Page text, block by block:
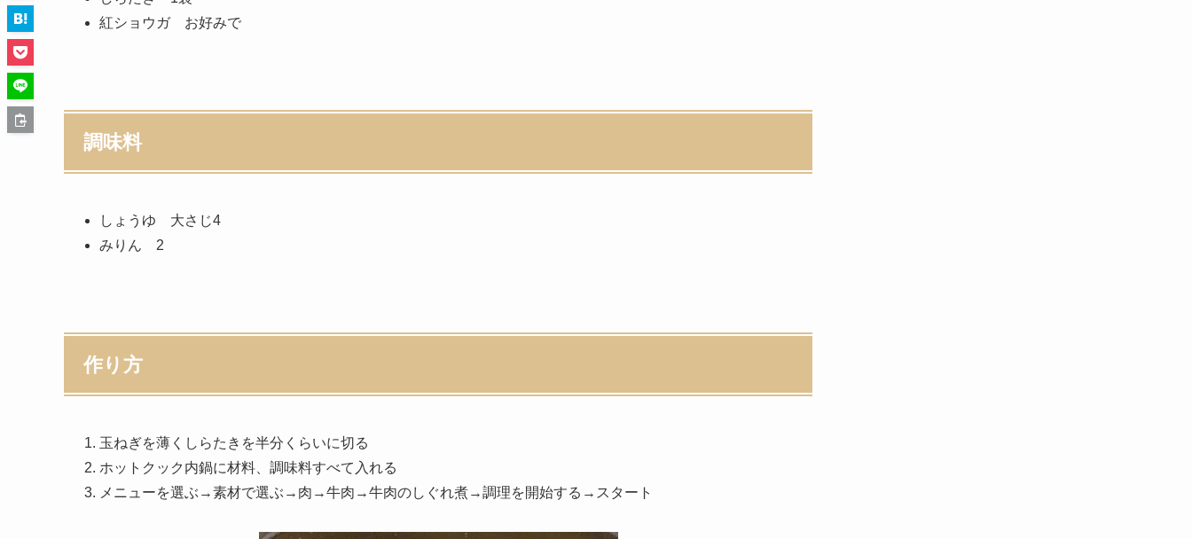
紅ショウガ お好みで
調味料
しょうゆ 大さじ4
みりん 2
作り方
玉ねぎを薄くしらたきを半分くらいに切る
ホットクック内鍋に材料、調味料すべて入れる
メニューを選ぶ→素材で選ぶ→肉→牛肉→牛肉のしぐれ煮→調理を開始する→スタート